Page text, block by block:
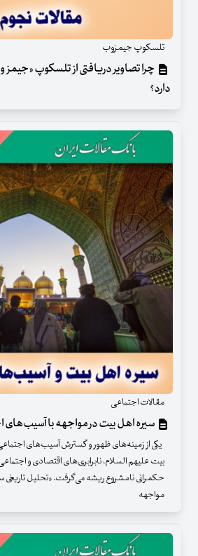
تلسکوپ جیمزوب
چرا تصاویر دریافتی از تلسکوپ
دارد؟
مقالات اجتماعی
سیره اهل بیت در مواجهه با آسیب‌های
یکی از زمینه‌های ظهور و گسترش آسیب‌های
بیت علیهم السلام، نابرابری‌های اقتصادی و
حکمرانی نامشروع ریشه می‌گرفت. «تحلیل تاریخی
مواجهه